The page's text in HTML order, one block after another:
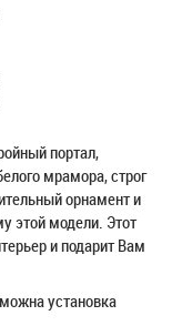
портал,
мрамора, строг
орнамент и
этой модели. Этот
и подарит Вам
установка